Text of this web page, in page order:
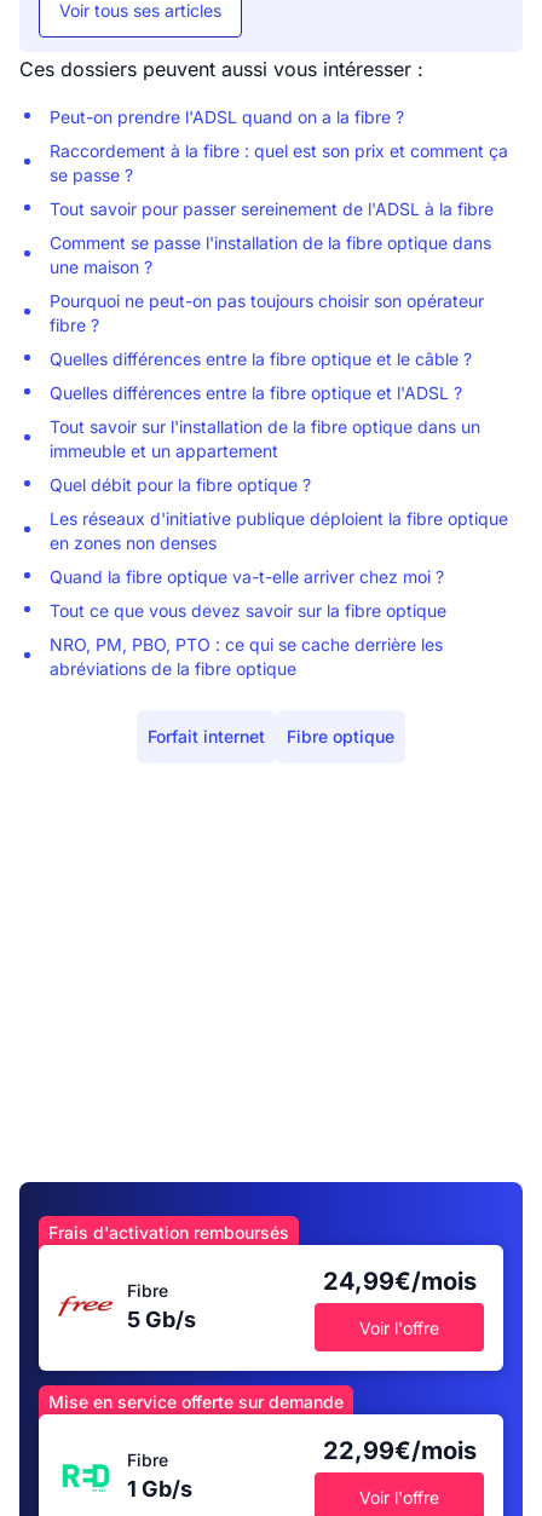
Voir tous ses articles
Ces dossiers peuvent aussi vous intéresser :
Peut-on prendre l'ADSL quand on a la fibre ?
Raccordement à la fibre : quel est son prix et comment ça
se passe ?
Tout savoir pour passer sereinement de l'ADSL à la fibre
Comment se passe l'installation de la fibre optique dans
une maison ?
Pourquoi ne peut-on pas toujours choisir son opérateur
fibre ?
Quelles différences entre la fibre optique et le câble ?
Quelles différences entre la fibre optique et l'ADSL ?
Tout savoir sur l'installation de la fibre optique dans un
immeuble et un appartement
Quel débit pour la fibre optique ?
Les réseaux d'initiative publique déploient la fibre optique
en zones non denses
Quand la fibre optique va-t-elle arriver chez moi ?
Tout ce que vous devez savoir sur la fibre optique
NRO, PM, PBO, PTO : ce qui se cache derrière les
abréviations de la fibre optique
Forfait internet Fibre optique
Frais d'activation remboursés
Fibre
5 Gb/s
24,99€/mois
Voir l'offre
Mise en service offerte sur demande
Fibre
1 Gb/s
22,99€/mois
Voir l'offre